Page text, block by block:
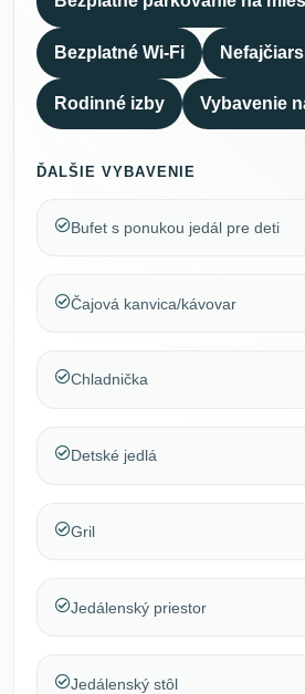
Bezplatné Wi-Fi
Rodinné izby Vybavenie
ĎALŠIE VYBAVENIE
Bufet s ponukou jedál pre deti
Čajová kanvica/kávovar
Chladnička
Detské jedlá
Gril
Jedálenský priestor
Jedálenský stôl